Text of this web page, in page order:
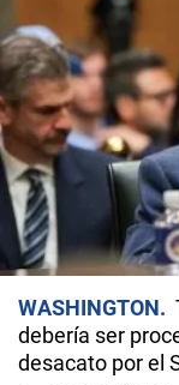
WASHINGTON
debería ser
desacato por el